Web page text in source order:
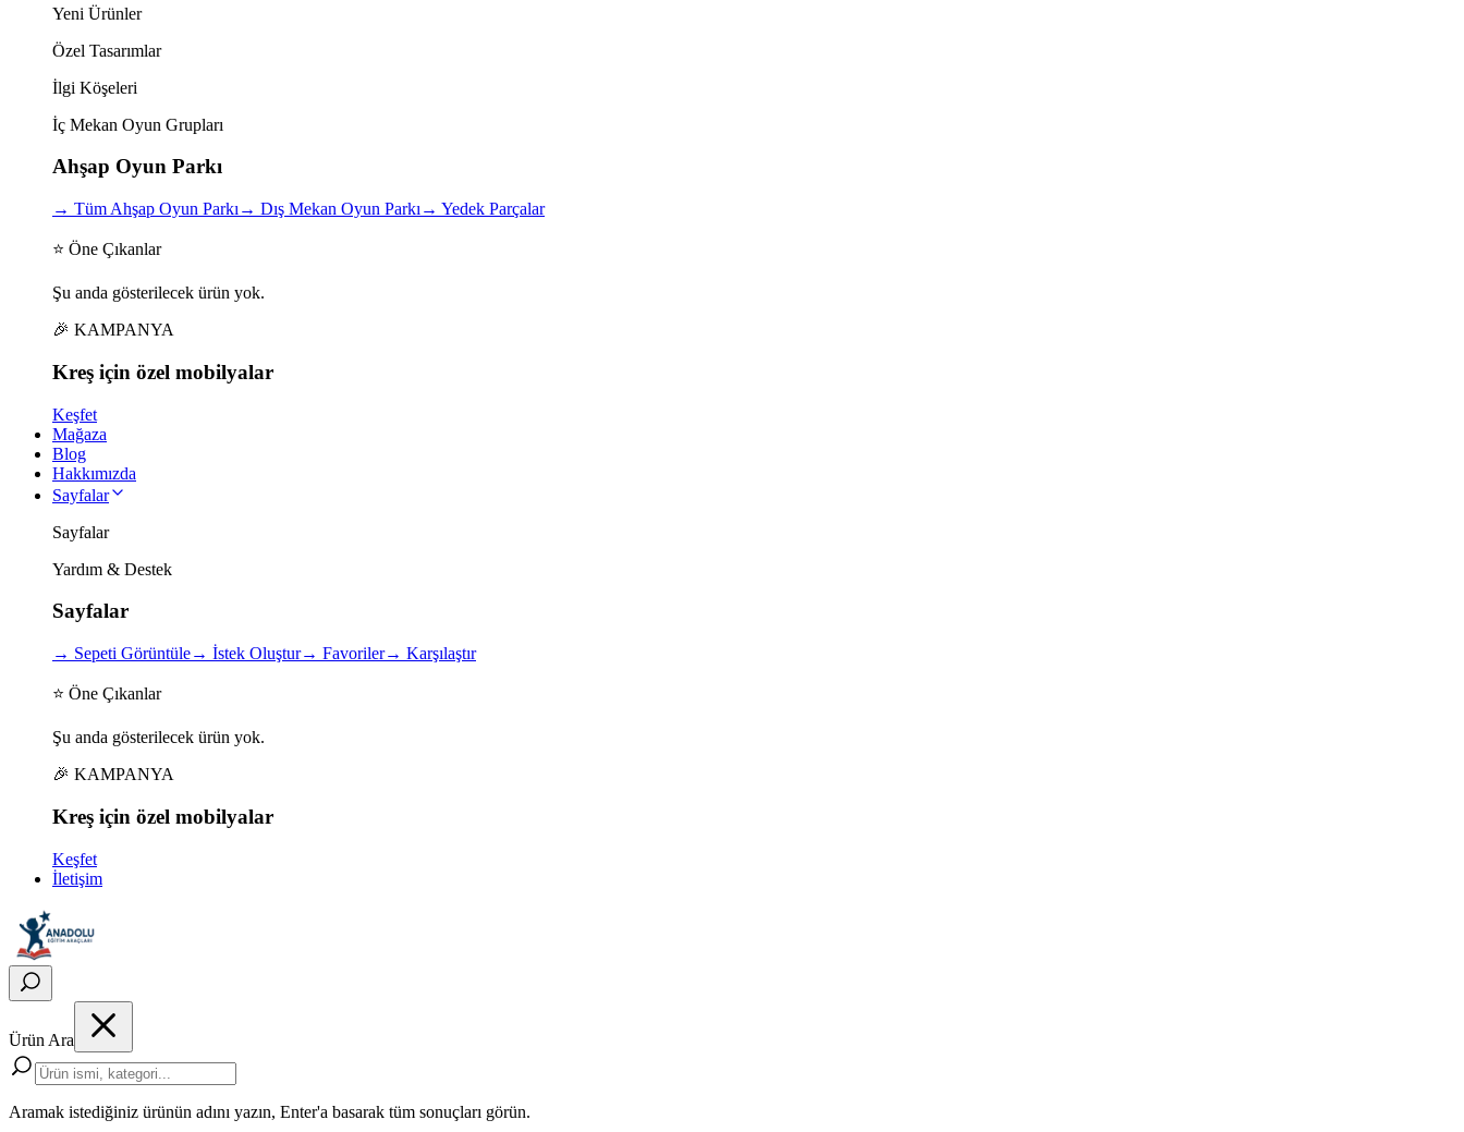
Yeni Ürünler
Özel Tasarımlar
İlgi Köşeleri
İç Mekan Oyun Grupları
Ahşap Oyun Parkı
→ Tüm Ahşap Oyun Parkı → Dış Mekan Oyun Parkı → Yedek Parçalar
⭐ Öne Çıkanlar
Şu anda gösterilecek ürün yok.
🎉 KAMPANYA
Kreş için özel mobilyalar
Keşfet
Mağaza
Blog
Hakkımızda
Sayfalar
Sayfalar
Yardım & Destek
Sayfalar
→ Sepeti Görüntüle→ İstek Oluştur→ Favoriler→ Karşılaştır
⭐ Öne Çıkanlar
Şu anda gösterilecek ürün yok.
🎉 KAMPANYA
Kreş için özel mobilyalar
Keşfet
İletişim
Ürün Ara
Aramak istediğiniz ürünün adını yazın, Enter'a basarak tüm sonuçları görün.